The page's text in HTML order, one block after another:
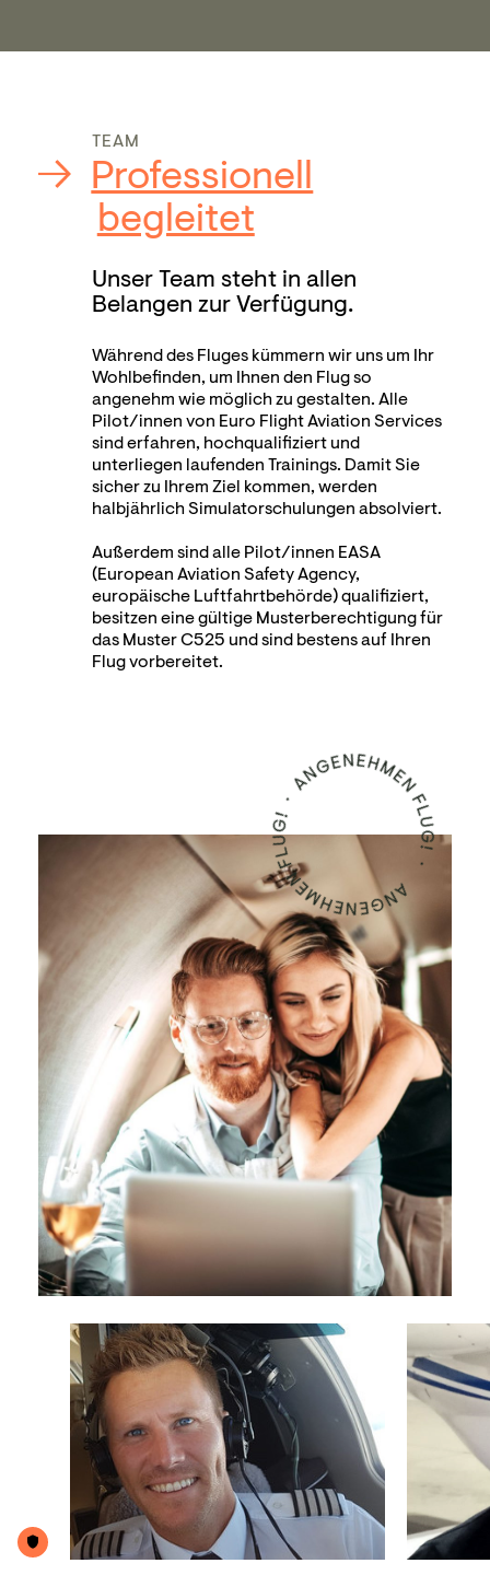
TEAM
Professionell
begleitet
Unser Team steht in allen
Belangen zur Verfügung.
Während des Fluges kümmern wir uns um Ihr
Wohlbefinden, um Ihnen den Flug so
angenehm wie möglich zu gestalten. Alle
Pilot/innen von Euro Flight Aviation Services
sind erfahren, hochqualifiziert und
unterliegen laufenden Trainings. Damit Sie
sicher zu Ihrem Ziel kommen, werden
halbjährlich Simulatorschulungen absolviert.
Außerdem sind alle Pilot/innen EASA
(European Aviation Safety Agency,
europäische Luftfahrtbehörde) qualifiziert,
besitzen eine gültige Musterberechtigung für
das Muster C525 und sind bestens auf Ihren
Flug vorbereitet.